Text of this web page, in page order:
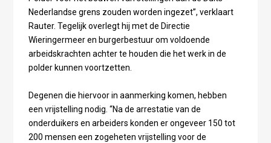
Nederlandse grens zouden worden ingezet”, verklaart
Rauter. Tegelijk overlegt hij met de Directie
Wieringermeer en burgerbestuur om voldoende
arbeidskrachten achter te houden die het werk in de
polder kunnen voortzetten.
Degenen die hiervoor in aanmerking komen, hebben
een vrijstelling nodig. “Na de arrestatie van de
onderduikers en arbeiders konden er ongeveer 150 tot
200 mensen een zogeheten vrijstelling voor de